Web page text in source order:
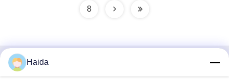
8
Contatto rapido
Haida